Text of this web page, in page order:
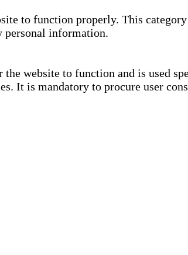
to function properly. This
personal information.
website to function and is used
It is mandatory to procure user